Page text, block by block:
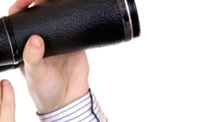
5-10 хвилин метро
Мова